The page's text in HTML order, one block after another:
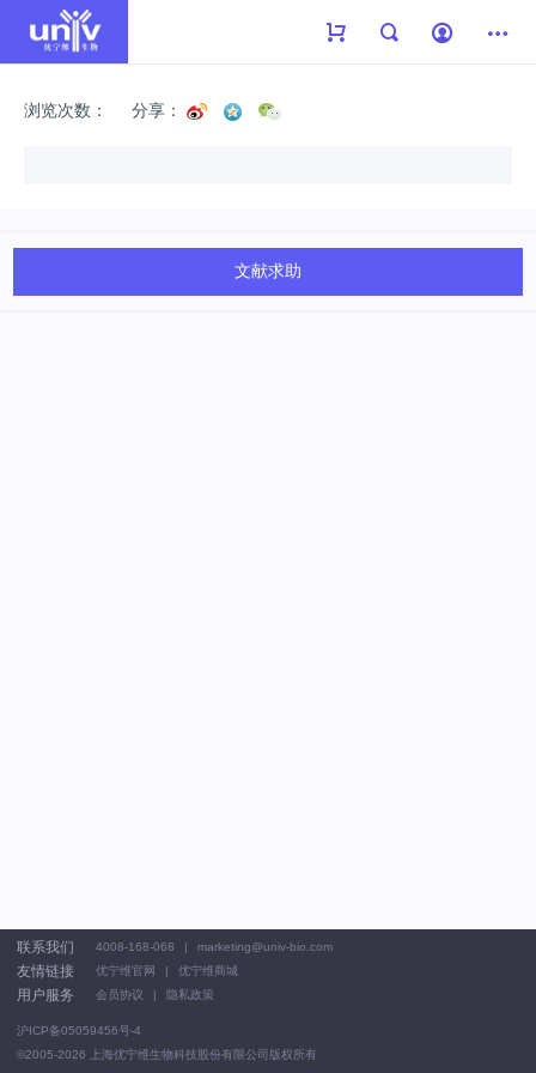
浏览次数： 分享：
文献求助
联系我们 4008-168-068 marketing@univ-bio.com
友情链接 优宁维官网 优宁维商城
用户服务 会员协议 隐私政策
沪ICP备05059456号-4
©2005-2026 上海优宁维生物科技股份有限公司版权所有